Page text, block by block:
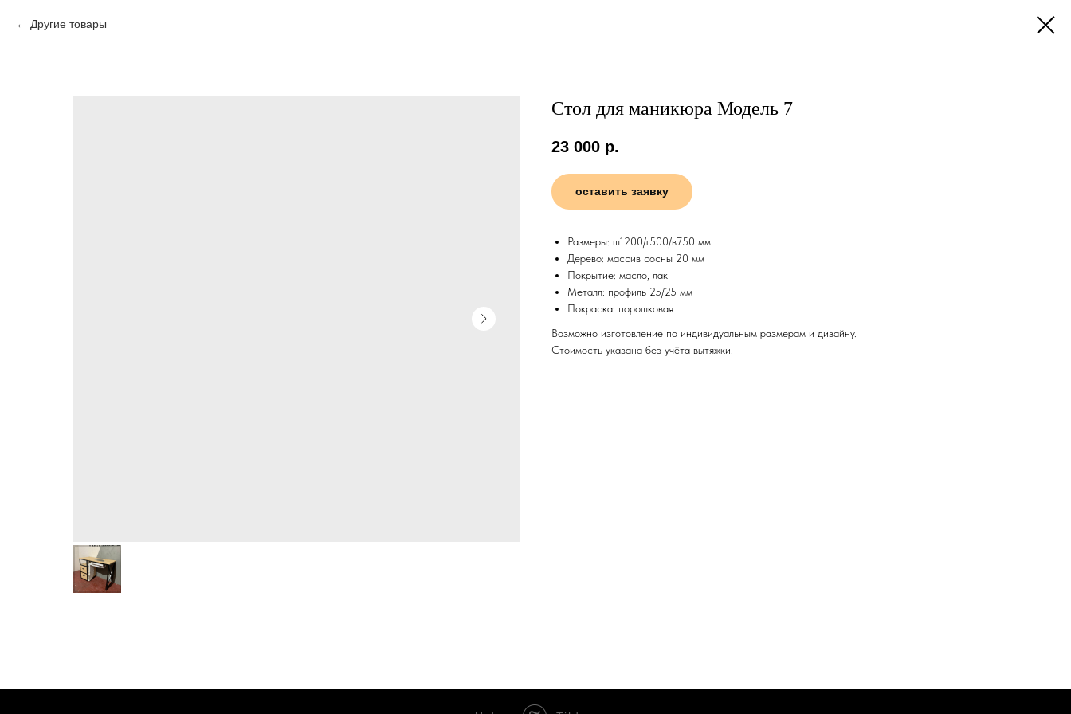
Другие товары
Стол для маникюра Модель 7
23 000 р.
оставить заявку
Размеры: ш1200/г500/в750 мм
Дерево: массив сосны 20 мм
Покрытие: масло, лак
Металл: профиль 25/25 мм
Покраска: порошковая
Возможно изготовление по индивидуальным размерам и дизайну.
Стоимость указана без учёта вытяжки.